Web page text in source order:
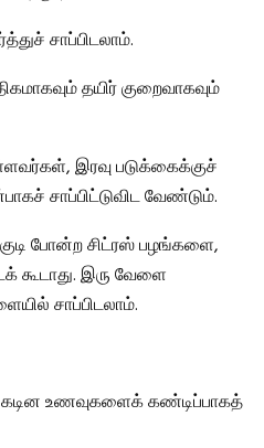
சாப்பிடலாம்.
தயிர் குறைவாகவும்
இரவு படுக்கைக்குச்
சாப்பிட்டுவிட வேண்டும்.
போன்ற சிட்ரஸ் பழங்களை,
கூடாது. இரு வேளை
சாப்பிடலாம்.
உணவுகளைக் கண்டிப்பாகத்